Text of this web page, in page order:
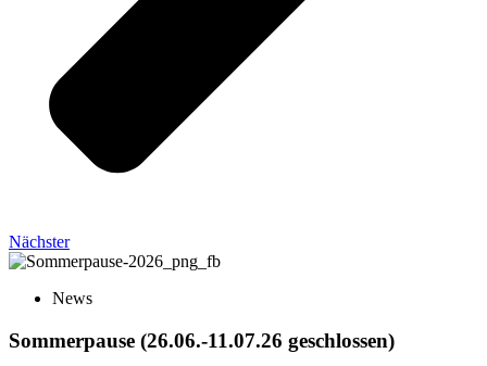
Nächster
News
Sommerpause (26.06.-11.07.26 geschlossen)